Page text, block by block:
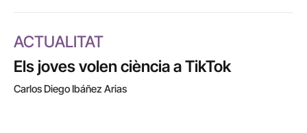
ACTUALITAT
Els joves volen ciència a TikTok
Carlos Diego Ibáñez Arias